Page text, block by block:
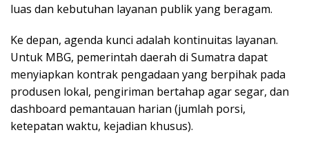
luas dan kebutuhan layanan publik yang beragam.
Ke depan, agenda kunci adalah kontinuitas layanan.
Untuk MBG, pemerintah daerah di Sumatra dapat
menyiapkan kontrak pengadaan yang berpihak pada
produsen lokal, pengiriman bertahap agar segar, dan
dashboard pemantauan harian (jumlah porsi,
ketepatan waktu, kejadian khusus).